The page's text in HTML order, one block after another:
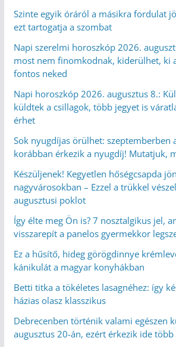
Szinte egyik óráról a másikra fordulat
ezt tartogatja a szombat
Napi szerelmi horoszkóp 2026.
most nem finomkodnak, kiderülhet, ki
fontos neked
Napi horoszkóp 2026. augusztus 8.:
küldtek a csillagok, több jegyet is
érhet
Sok nyugdíjas örülhet: szeptemberben
korábban érkezik a nyugdíj! Mutatjuk,
Készüljenek! Kegyetlen hőségcsapda
nagyvárosokban – Ezzel a trükkel
augusztusi poklot
Így élte meg Ön is? 7 nosztalgikus jel,
visszarepít a panelos gyermekkor
Ez a hűsítő, hideg görögdinnye
kánikulát a magyar konyhákban
Betti titka a tökéletes lasagnéhez: így
házias olasz klasszikus
Debrecenben történik valami egészen
augusztus 20-án, ezért érkezik ide